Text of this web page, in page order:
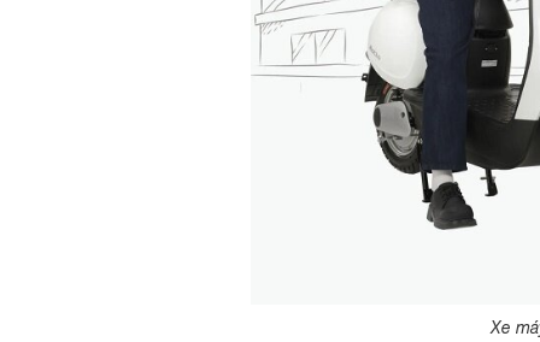
Xe